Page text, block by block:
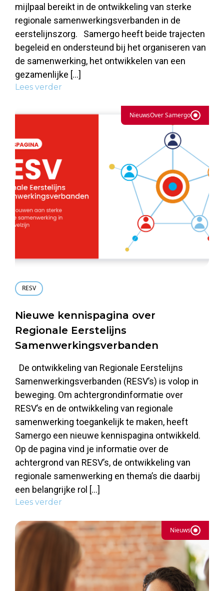
mijlpaal bereikt in de ontwikkeling van sterke
regionale samenwerkingsverbanden in de
eerstelijnszorg. Samergo heeft beide trajecten
begeleid en ondersteund bij het organiseren van
de samenwerking, het ontwikkelen van een
gezamenlijke […]
Lees verder
NieuwsOver Samergo
RESV
Nieuwe kennispagina over
Regionale Eerstelijns
Samenwerkingsverbanden
De ontwikkeling van Regionale Eerstelijns
Samenwerkingsverbanden (RESV’s) is volop in
beweging. Om achtergrondinformatie over
RESV’s en de ontwikkeling van regionale
samenwerking toegankelijk te maken, heeft
Samergo een nieuwe kennispagina ontwikkeld.
Op de pagina vind je informatie over de
achtergrond van RESV’s, de ontwikkeling van
regionale samenwerking en thema’s die daarbij
een belangrijke rol […]
Lees verder
Nieuws